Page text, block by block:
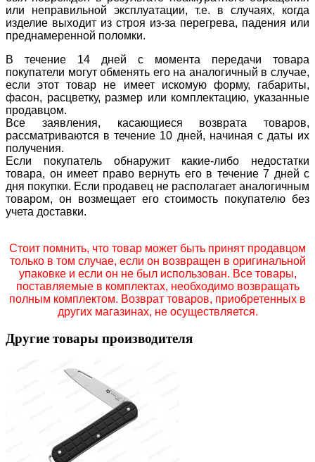
или неправильной эксплуатации, т.е. в случаях, когда
изделие выходит из строя из-за перегрева, падения или
преднамеренной поломки.
В течение 14 дней с момента передачи товара
покупатели могут обменять его на аналогичный в случае,
если этот товар не имеет искомую форму, габариты,
фасон, расцветку, размер или комплектацию, указанные
продавцом.
Все заявления, касающиеся возврата товаров,
рассматриваются в течение 10 дней, начиная с даты их
получения.
Если покупатель обнаружит какие-либо недостатки
товара, он имеет право вернуть его в течение 7 дней с
дня покупки. Если продавец не располагает аналогичным
товаром, он возмещает его стоимость покупателю без
учета доставки.
Стоит помнить, что товар может быть принят продавцом
только в том случае, если он возвращен в оригинальной
упаковке и если он не был использован. Все товары,
поставляемые в комплектах, необходимо возвращать
полным комплектом. Возврат товаров, приобретенных в
других магазинах, не осуществляется.
Другие товары производителя